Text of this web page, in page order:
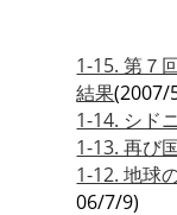
1-15. 第７
結果(2007/
1-14. シド
1-13. 再び
1-12. 地球
06/7/9)